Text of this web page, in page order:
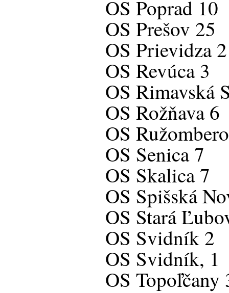
OS Poprad 10
OS Prešov 25
OS Prievidza 2
OS Revúca 3
OS Rimavská
OS Rožňava 6
OS
OS Senica 7
OS Skalica 7
OS Spišská
OS Stará
OS Svidník 2
OS Svidník, 1
OS Topoľčany